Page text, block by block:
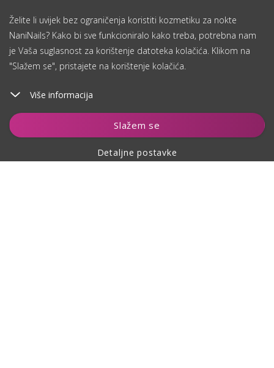
Želite li uvijek bez ograničenja koristiti kozmetiku za nokte
NaniNails? Kako bi sve funkcioniralo kako treba, potrebna nam
je Vaša suglasnost za korištenje datoteka kolačića. Klikom na
"Slažem se", pristajete na korištenje kolačića.
Više informacija
Slažem se
Detaljne postavke
Dodaj u košaricu